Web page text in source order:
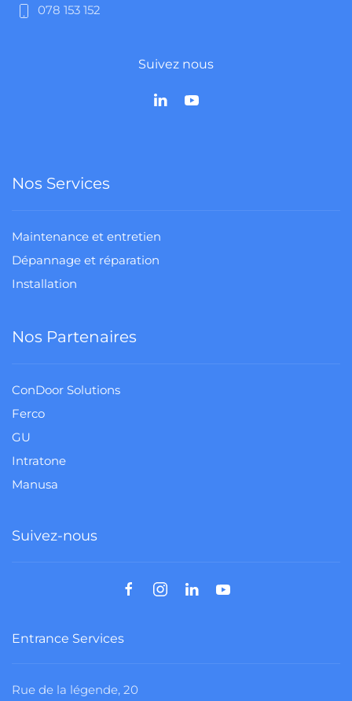
078 153 152
Suivez nous
Nos Services
Maintenance et entretien
Dépannage et réparation
Installation
Nos Partenaires
ConDoor Solutions
Ferco
GU
Intratone
Manusa
Suivez-nous
Entrance Services
Rue de la légende, 20